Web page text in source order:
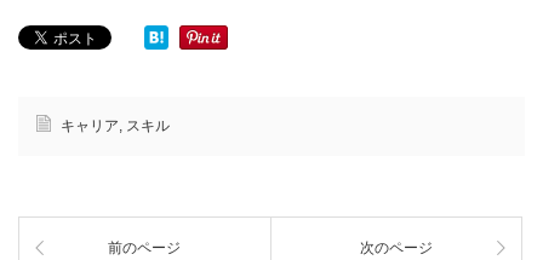
キャリア, スキル
前のページ 次のページ